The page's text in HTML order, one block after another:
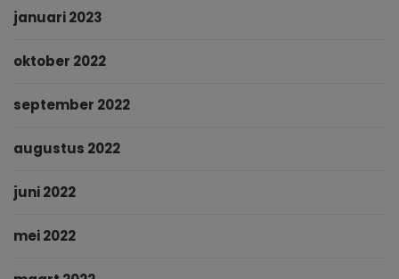
januari 2023
oktober 2022
september 2022
augustus 2022
juni 2022
mei 2022